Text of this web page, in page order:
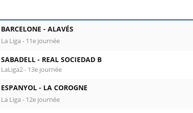
BARCELONE - ALAVÉS
La Liga - 11e journée
SABADELL - REAL SOCIEDAD B
LaLiga2 - 13e journée
ESPANYOL - LA COROGNE
La Liga - 12e journée